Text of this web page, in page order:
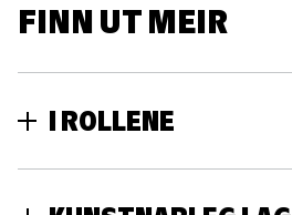
FINN UT MEIR
I ROLLENE